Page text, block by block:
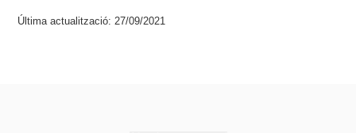
Última actualització: 27/09/2021